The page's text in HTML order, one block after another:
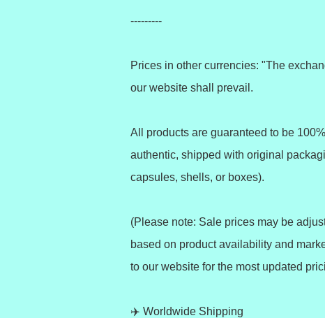
---------
Prices in other currencies: "The
our website shall prevail.
All products are guaranteed to be
authentic, shipped with original
capsules, shells, or boxes).
(Please note: Sale prices may be
based on product availability and
to our website for the most updated
✈️ Worldwide Shipping